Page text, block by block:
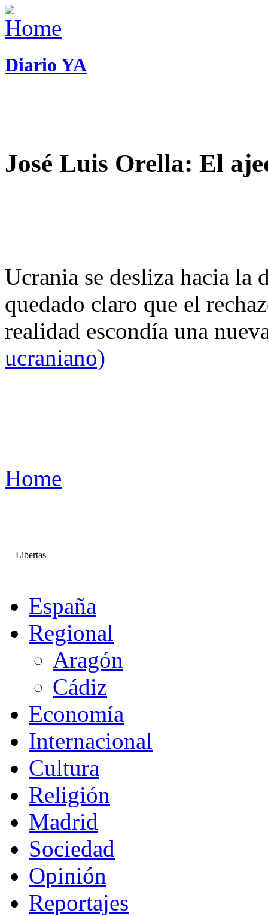
Diario YA
José Luis Orella: El
Ucrania se desliza hacia
quedado claro que el
realidad escondía una
ucraniano)
Home
Libertas
España
Regional
Aragón
Cádiz
Economía
Internacional
Cultura
Religión
Madrid
Sociedad
Opinión
Reportajes